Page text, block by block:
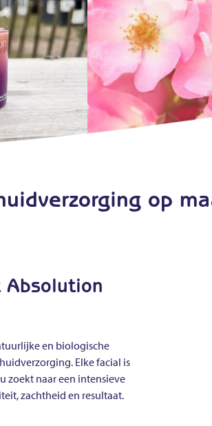
op
Absolution
en biologische
Elke facial is
zoekt naar een intensieve
zachtheid en resultaat.